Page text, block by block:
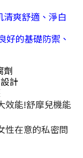
爽舒適、淨白
好的基礎防禦、
劑
計
效能!舒摩兒機能
性在意的私密問